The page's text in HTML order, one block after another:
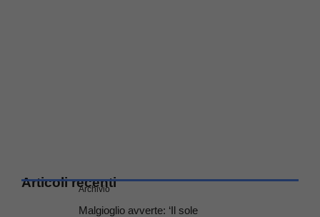
Articoli recenti
Archivio
Malgioglio avverte: ‘Il sole